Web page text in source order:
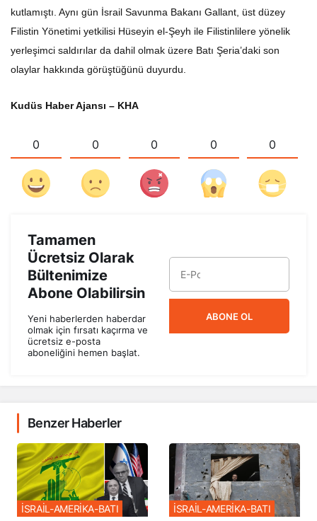
kutlamıştı. Aynı gün İsrail Savunma Bakanı Gallant, üst düzey
Filistin Yönetimi yetkilisi Hüseyin el-Şeyh ile Filistinlilere yönelik
yerleşimci saldırılar da dahil olmak üzere Batı Şeria’daki son
olaylar hakkında görüştüğünü duyurdu.
Kudüs Haber Ajansı – KHA
0 0 0 0 0
Tamamen
Ücretsiz Olarak
Bültenimize
Abone Olabilirsin
Yeni haberlerden haberdar
olmak için fırsatı kaçırma ve
ücretsiz e-posta
aboneliğini hemen başlat.
ABONE OL
Benzer Haberler
İSRAİL-AMERİKA-BATI İSRAİL-AMERİKA-BATI